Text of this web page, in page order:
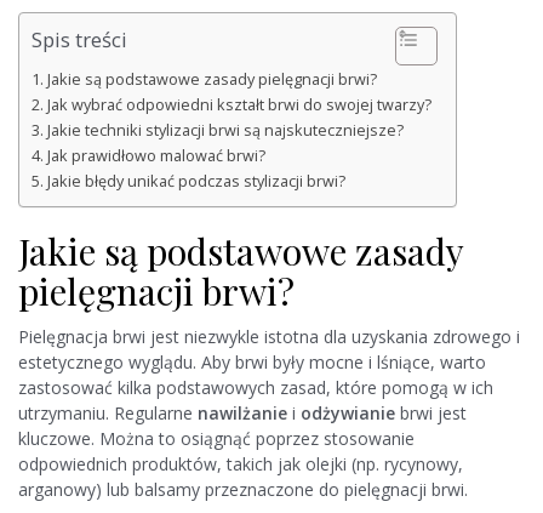
Spis treści
Jakie są podstawowe zasady pielęgnacji brwi?
Jak wybrać odpowiedni kształt brwi do swojej twarzy?
Jakie techniki stylizacji brwi są najskuteczniejsze?
Jak prawidłowo malować brwi?
Jakie błędy unikać podczas stylizacji brwi?
Jakie są podstawowe zasady
pielęgnacji brwi?
Pielęgnacja brwi jest niezwykle istotna dla uzyskania zdrowego i
estetycznego wyglądu. Aby brwi były mocne i lśniące, warto
zastosować kilka podstawowych zasad, które pomogą w ich
utrzymaniu. Regularne nawilżanie i odżywianie brwi jest
kluczowe. Można to osiągnąć poprzez stosowanie
odpowiednich produktów, takich jak olejki (np. rycynowy,
arganowy) lub balsamy przeznaczone do pielęgnacji brwi.